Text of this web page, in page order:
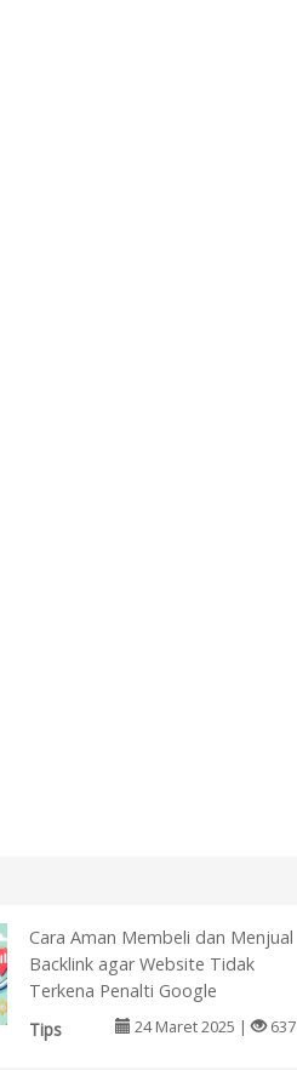
Cara Aman Membeli dan Menjual
Backlink agar Website Tidak
Terkena Penalti Google
Tips
24 Maret 2025 | 637